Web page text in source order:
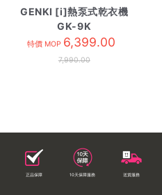
GENKI [i]熱泵式乾衣機
GK-9K
特價 MOP 6,399.00
7,990.00
正品保障 10天保障服務 送貨服務